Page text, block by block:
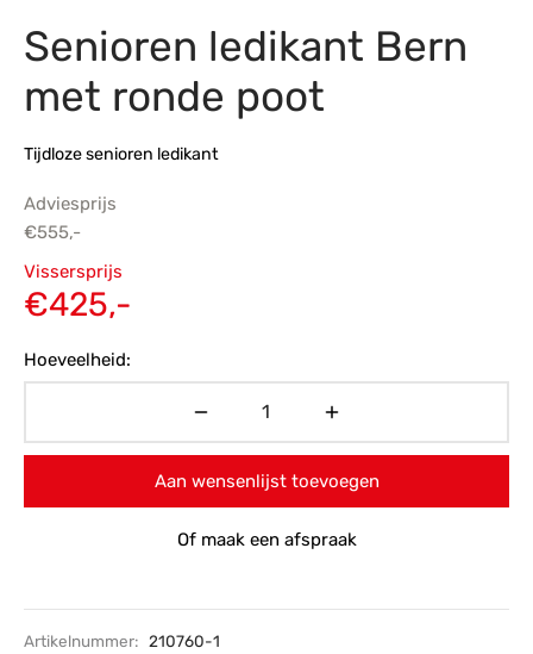
Senioren ledikant Bern
met ronde poot
Tijdloze senioren ledikant
Adviesprijs
€555,-
Oorspronkelijke
prijs was:
Vissersprijs
€425,-
Hoeveelheid:
Aan wensenlijst toevoegen
Of maak een afspraak
Artikelnummer:
210760-1
Toonmodellen
toonmodel
PVC
PVC
en montageservice